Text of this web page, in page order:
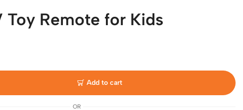
Toy Remote for Kids
Add to cart
OR